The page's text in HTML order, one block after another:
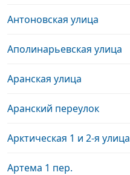
Антоновская улица
Аполинарьевская улица
Аранская улица
Аранский переулок
Арктическая 1 и 2-я улица
Артема 1 пер.